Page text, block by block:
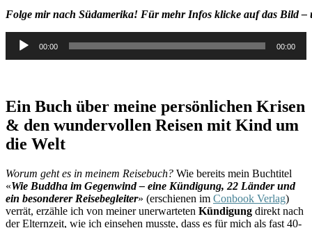
Folge mir nach Südamerika! Für mehr Infos klicke auf das Bild –
Audio-
Player
00:00 00:00
Ein Buch über meine persönlichen Krisen
& den wundervollen Reisen mit Kind um
die Welt
Worum geht es in meinem Reisebuch? Wie bereits mein Buchtitel
«Wie Buddha im Gegenwind – eine Kündigung, 22 Länder und
ein besonderer Reisebegleiter» (erschienen im Conbook Verlag)
verrät, erzähle ich von meiner unerwarteten Kündigung direkt nach
der Elternzeit, wie ich einsehen musste, dass es für mich als fast 40-